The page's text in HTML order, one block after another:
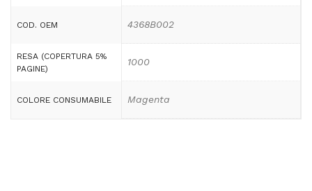
COD. OEM 4368B002
RESA (COPERTURA 5%
PAGINE)
1000
COLORE CONSUMABILE Magenta